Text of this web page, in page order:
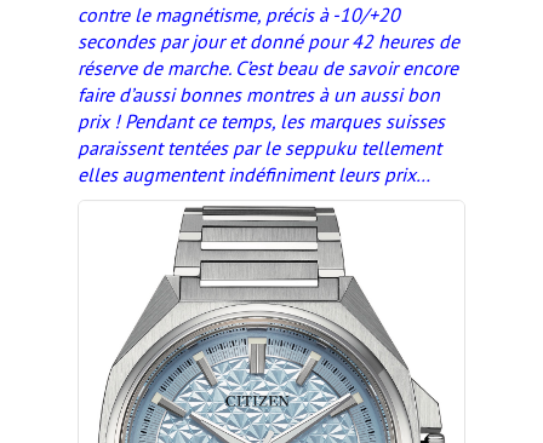
contre le magnétisme, précis à -10/+20
secondes par jour et donné pour 42 heures de
réserve de marche. C’est beau de savoir encore
faire d’aussi bonnes montres à un aussi bon
prix ! Pendant ce temps, les marques suisses
paraissent tentées par le seppuku tellement
elles augmentent indéfiniment leurs prix…